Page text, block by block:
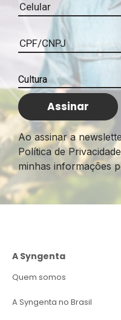
Ao assinar a
Política de
minhas informações
A Syngenta
Quem somos
A Syngenta no Brasil